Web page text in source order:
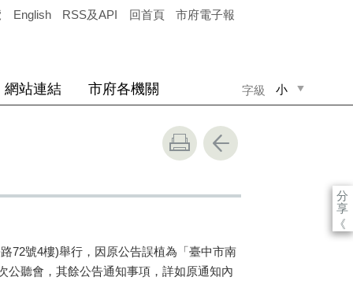
English RSS及API 回首頁 市府電子報
字級 小
網站連結 市府各機關
分
享
《
72號4樓)舉行，因原公告誤植為「臺中市南
公聽會，其餘公告通知事項，詳如原通知內